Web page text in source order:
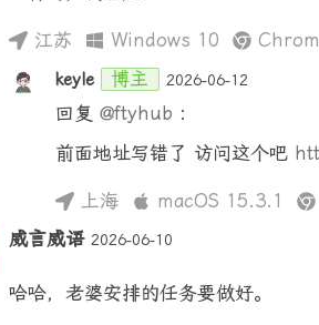
江苏 Windows 10
keyle 博主 2026-06-12
回复 @ftyhub :
前面地址写错了 访问这个吧
上海 macOS 15.3.1
威言威语 2026-06-10
哈哈，老婆安排的任务要做好。